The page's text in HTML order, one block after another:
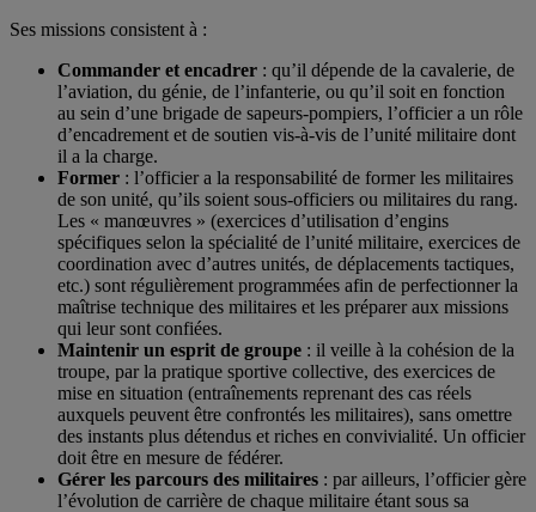
Ses missions consistent à :
Commander et encadrer : qu’il dépende de la cavalerie, de
l’aviation, du génie, de l’infanterie, ou qu’il soit en fonction
au sein d’une brigade de sapeurs-pompiers, l’officier a un rôle
d’encadrement et de soutien vis-à-vis de l’unité militaire dont
il a la charge.
Former : l’officier a la responsabilité de former les militaires
de son unité, qu’ils soient sous-officiers ou militaires du rang.
Les « manœuvres » (exercices d’utilisation d’engins
spécifiques selon la spécialité de l’unité militaire, exercices de
coordination avec d’autres unités, de déplacements tactiques,
etc.) sont régulièrement programmées afin de perfectionner la
maîtrise technique des militaires et les préparer aux missions
qui leur sont confiées.
Maintenir un esprit de groupe : il veille à la cohésion de la
troupe, par la pratique sportive collective, des exercices de
mise en situation (entraînements reprenant des cas réels
auxquels peuvent être confrontés les militaires), sans omettre
des instants plus détendus et riches en convivialité. Un officier
doit être en mesure de fédérer.
Gérer les parcours des militaires : par ailleurs, l’officier gère
l’évolution de carrière de chaque militaire étant sous sa